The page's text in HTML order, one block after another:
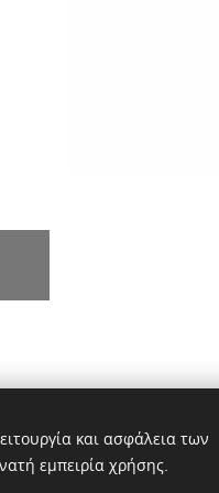
και ασφάλεια των
εμπειρία χρήσης.